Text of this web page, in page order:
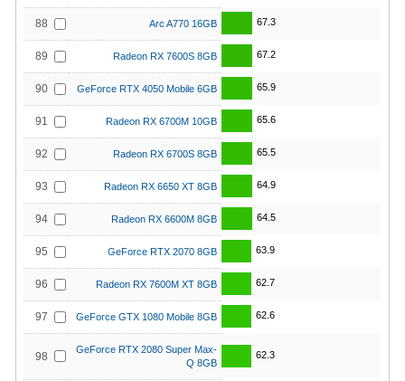
88 Arc A770 16GB 67.3
89 Radeon RX 7600S 8GB 67.2
90 GeForce RTX 4050 Mobile 6GB 65.9
91 Radeon RX 6700M 10GB 65.6
92 Radeon RX 6700S 8GB 65.5
93 Radeon RX 6650 XT 8GB 64.9
94 Radeon RX 6600M 8GB 64.5
95 GeForce RTX 2070 8GB 63.9
96 Radeon RX 7600M XT 8GB 62.7
97 GeForce GTX 1080 Mobile 8GB 62.6
98
GeForce RTX 2080 Super Max-
Q 8GB
62.3